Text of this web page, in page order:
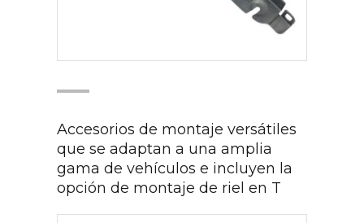
Accesorios de montaje versátiles
que se adaptan a una amplia
gama de vehículos e incluyen la
opción de montaje de riel en T